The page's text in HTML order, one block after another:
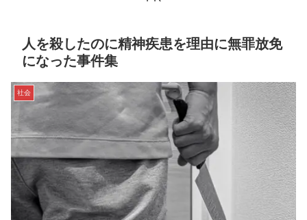
人を殺したのに精神疾患を理由に無罪放免
になった事件集
社会